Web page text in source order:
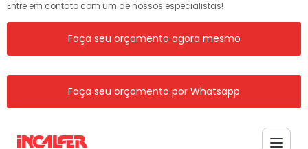
Entre em contato com um de nossos especialistas!
Faça seu orçamento agora mesmo
Faça seu orçamento por Whatsapp